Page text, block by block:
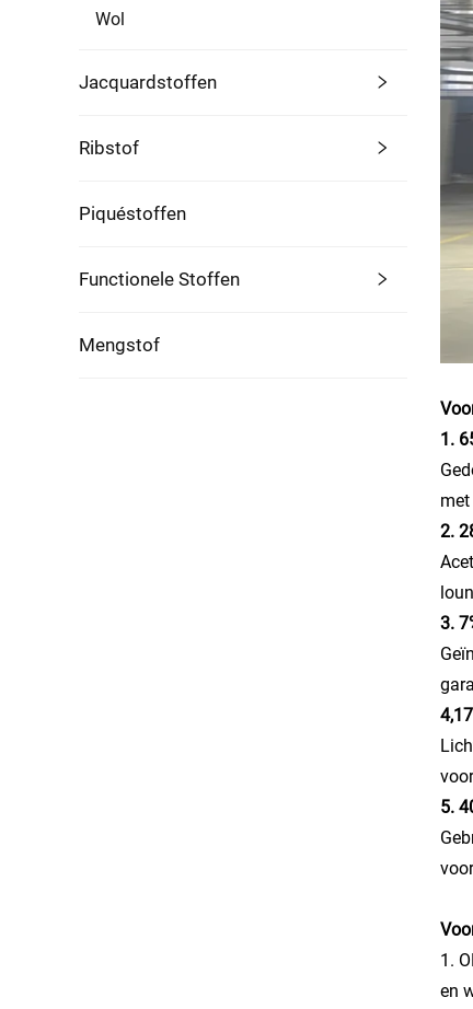
Wol
Jacquardstoffen
Ribstof
Piquéstoffen
Functionele Stoffen
Mengstof
1.
2.
3.
5.
1.
en